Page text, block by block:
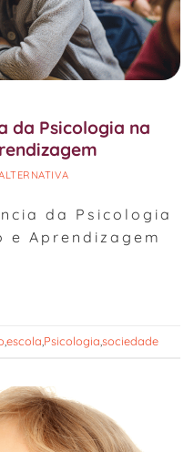
da Psicologia na
da Psicologia
e Aprendizagem
escola Psicologiasociedade